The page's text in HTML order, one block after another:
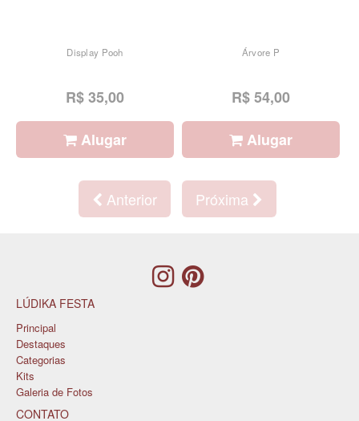
Display Pooh
R$ 35,00
Alugar
Árvore P
R$ 54,00
Alugar
Anterior Próxima
LÚDIKA FESTA
Principal
Destaques
Categorias
Kits
Galeria de Fotos
CONTATO